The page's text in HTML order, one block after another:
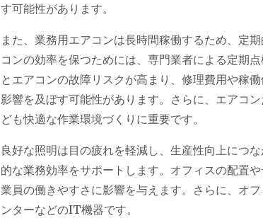
す可能性があります。
また、業務用エアコンは長時間稼働するため、定
コンの効率を保つためには、専門業者による定期
とエアコンの故障リスクが高まり、修理費用や稼
影響を及ぼす可能性があります。さらに、エアコ
ども快適な作業環境づくりに重要です。
良好な照明は目の疲れを軽減し、生産性向上につ
的な業務効率をサポートします。オフィスの配置
業員の働きやすさに影響を与えます。さらに、オ
ンターなどのIT機器です。